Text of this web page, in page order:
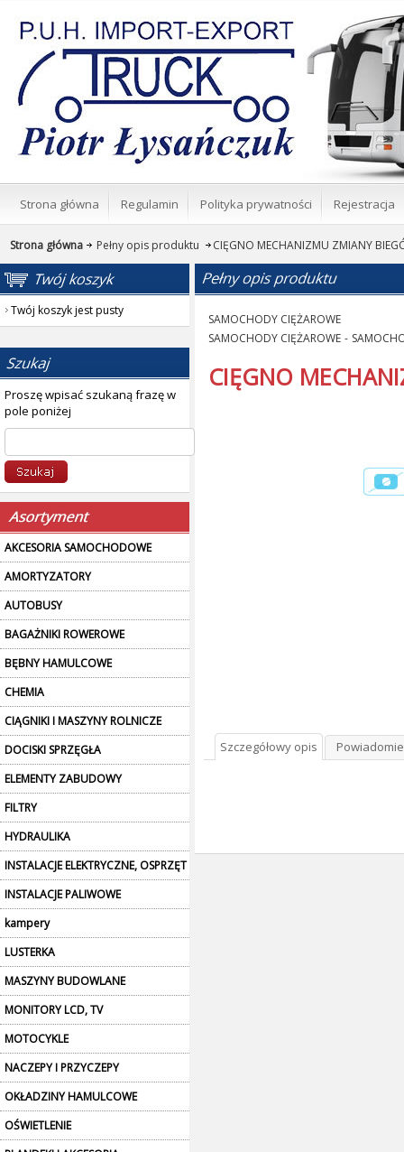
Strona główna Regulamin Polityka prywatności Rejestracja
Strona główna Pełny opis produktu CIĘGNO MECHANIZMU ZMIANY
Twój koszyk jest pusty
Proszę wpisać szukaną frazę w
pole poniżej
AKCESORIA SAMOCHODOWE
AMORTYZATORY
AUTOBUSY
BAGAŻNIKI ROWEROWE
BĘBNY HAMULCOWE
CHEMIA
CIĄGNIKI I MASZYNY ROLNICZE
DOCISKI SPRZĘGŁA
ELEMENTY ZABUDOWY
FILTRY
HYDRAULIKA
INSTALACJE ELEKTRYCZNE, OSPRZĘT
INSTALACJE PALIWOWE
kampery
LUSTERKA
MASZYNY BUDOWLANE
MONITORY LCD, TV
MOTOCYKLE
NACZEPY I PRZYCZEPY
OKŁADZINY HAMULCOWE
OŚWIETLENIE
SAMOCHODY CIĘŻAROWE
SAMOCHODY CIĘŻAROWE -
CIĘGNO
Szczegółowy opis